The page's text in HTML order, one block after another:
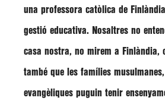
una professora catòlica de
gestió educativa. Nosaltres no
casa nostra, no mirem a Finlàndia,
també que les famílies
evangèliques puguin tenir